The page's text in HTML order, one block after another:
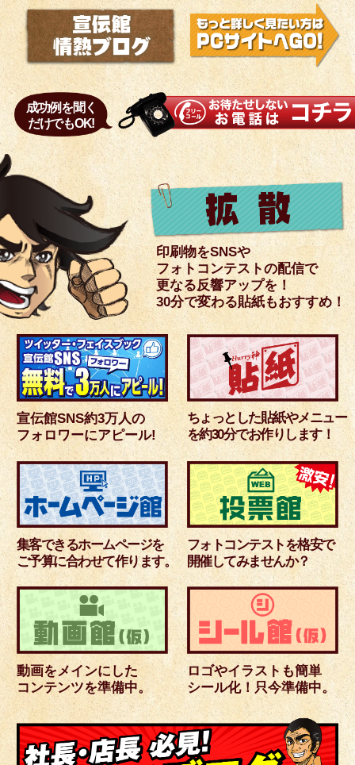
成功例を聞く
だけでもOK!
印刷物をSNSや
フォトコンテストの配信で
更なる反響アップを！
30分で変わる貼紙もおすすめ！
宣伝館SNS約3万人の
フォロワーにアピール!
ちょっとした貼紙やメニュー
を約30分でお作りします！
集客できるホームページを
ご予算に合わせて作ります。
フォトコンテストを格安で
開催してみませんか？
動画をメインにした
コンテンツを準備中。
ロゴやイラストも簡単
シール化！只今準備中。